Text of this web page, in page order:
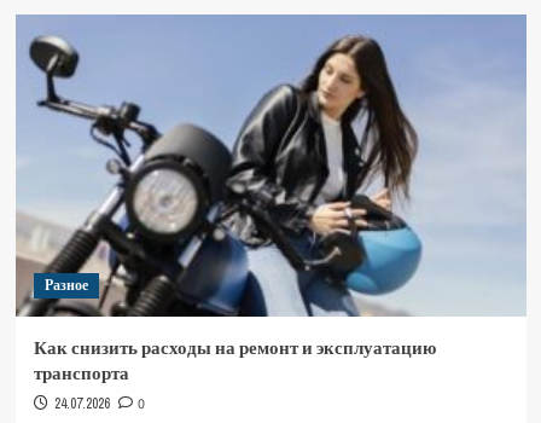
Разное
Как снизить расходы на ремонт и эксплуатацию
транспорта
24.07.2026 0